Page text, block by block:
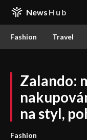
News Hub
Fashion Travel
Zalando:
na styl,
Fashion